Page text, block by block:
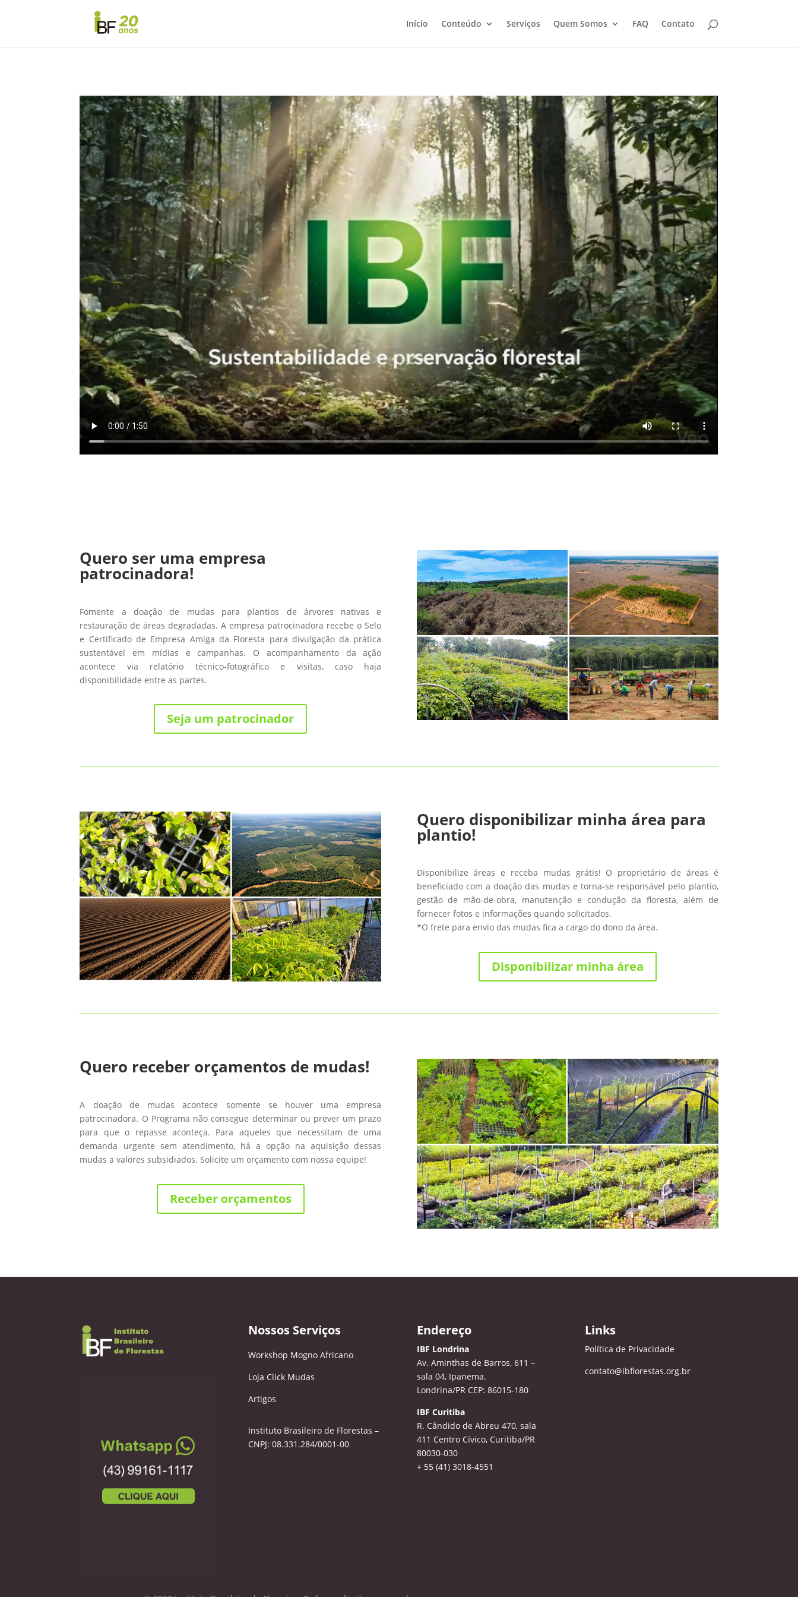
Início Conteúdo Serviços Quem Somos FAQ Contato
Quero ser uma empresa
patrocinadora!
Fomente a doação de mudas para plantios de árvores nativas e
restauração de áreas degradadas. A empresa patrocinadora recebe o Selo
e Certificado de Empresa Amiga da Floresta para divulgação da prática
sustentável em mídias e campanhas. O acompanhamento da ação
acontece via relatório técnico-fotográfico e visitas, caso haja
disponibilidade entre as partes.
Seja um patrocinador
Quero disponibilizar minha área para
plantio!
Disponibilize áreas e receba mudas grátis! O proprietário de áreas é
beneficiado com a doação das mudas e torna-se responsável pelo plantio,
gestão de mão-de-obra, manutenção e condução da floresta, além de
fornecer fotos e informações quando solicitados.
*O frete para envio das mudas fica a cargo do dono da área.
Disponibilizar minha área
Quero receber orçamentos de mudas!
A doação de mudas acontece somente se houver uma empresa
patrocinadora. O Programa não consegue determinar ou prever um prazo
para que o repasse aconteça. Para aqueles que necessitam de uma
demanda urgente sem atendimento, há a opção na aquisição dessas
mudas a valores subsidiados. Solicite um orçamento com nossa equipe!
Receber orçamentos
Nossos Serviços
Workshop Mogno Africano
Loja Click Mudas
Artigos
Instituto Brasileiro de Florestas –
CNPJ: 08.331.284/0001-00
Endereço
IBF Londrina
Av. Aminthas de Barros, 611 –
sala 04, Ipanema.
Londrina/PR CEP: 86015-180
IBF Curitiba
R. Cândido de Abreu 470, sala
411 Centro Cívico, Curitiba/PR
80030-030
+ 55 (41) 3018-4551
Links
Política de Privacidade
contato@ibflorestas.org.br